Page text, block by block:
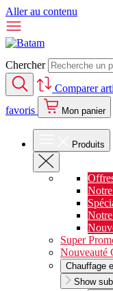
Aller au contenu
Chercher
Comparer
favoris
Mon panier
Produits
Super
Nouveauté
Chauffage
Show